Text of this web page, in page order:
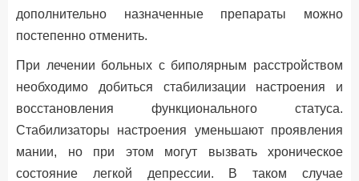
дополнительно назначенные препараты можно
постепенно отменить.
При лечении больных с биполярным расстройством
необходимо добиться стабилизации настроения и
восстановления функционального статуса.
Стабилизаторы настроения уменьшают проявления
мании, но при этом могут вызвать хроническое
состояние легкой депрессии. В таком случае